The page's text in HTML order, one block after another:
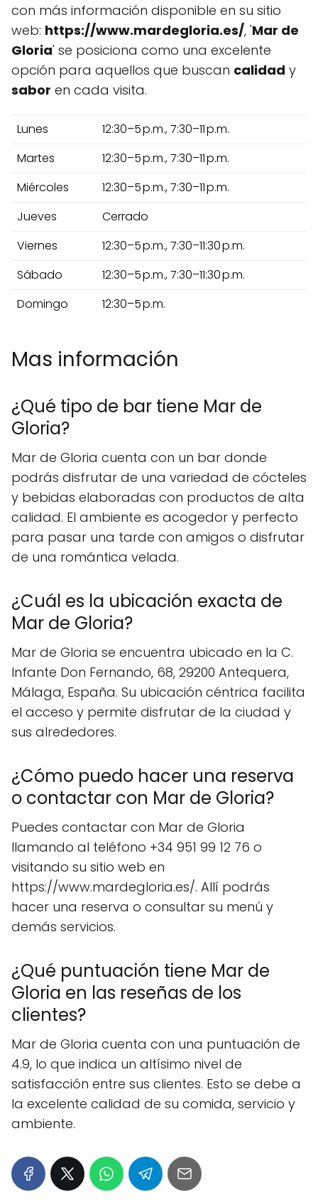
con más información disponible en su sitio
web: https://www.mardegloria.es/, 'Mar de
Gloria' se posiciona como una excelente
opción para aquellos que buscan calidad y
sabor en cada visita.
Lunes
12:30–5 p.m., 7:30–11 p.m.
Martes
12:30–5 p.m., 7:30–11 p.m.
Miércoles
12:30–5 p.m., 7:30–11 p.m.
Jueves
Cerrado
Viernes
12:30–5 p.m., 7:30–11:30 p.m.
Sábado
12:30–5 p.m., 7:30–11:30 p.m.
Domingo
12:30–5 p.m.
Mas información
¿Qué tipo de bar tiene Mar de
Gloria?
Mar de Gloria cuenta con un bar donde
podrás disfrutar de una variedad de cócteles
y bebidas elaboradas con productos de alta
calidad. El ambiente es acogedor y perfecto
para pasar una tarde con amigos o disfrutar
de una romántica velada.
¿Cuál es la ubicación exacta de
Mar de Gloria?
Mar de Gloria se encuentra ubicado en la C.
Infante Don Fernando, 68, 29200 Antequera,
Málaga, España. Su ubicación céntrica facilita
el acceso y permite disfrutar de la ciudad y
sus alrededores.
¿Cómo puedo hacer una reserva
o contactar con Mar de Gloria?
Puedes contactar con Mar de Gloria
llamando al teléfono +34 951 99 12 76 o
visitando su sitio web en
https://www.mardegloria.es/. Allí podrás
hacer una reserva o consultar su menú y
demás servicios.
¿Qué puntuación tiene Mar de
Gloria en las reseñas de los
clientes?
Mar de Gloria cuenta con una puntuación de
4.9, lo que indica un altísimo nivel de
satisfacción entre sus clientes. Esto se debe a
la excelente calidad de su comida, servicio y
ambiente.